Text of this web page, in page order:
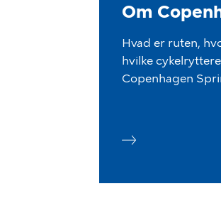
Om
Hvad er ruten,
hvilke
Copenhagen